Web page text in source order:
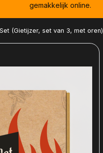
gemakkelijk online.
(Gietijzer, set van 3, met oren)